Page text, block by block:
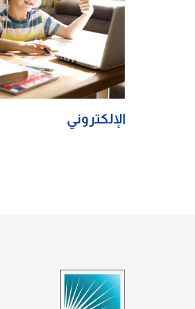
أنشطة إثرائية للمنهاج